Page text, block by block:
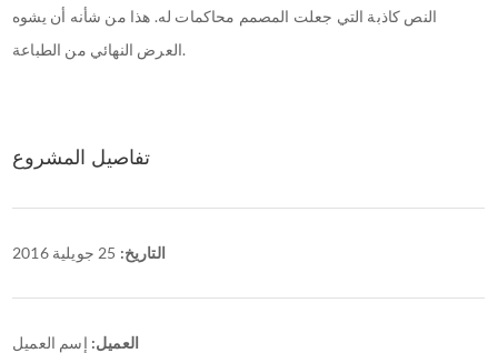
النص كاذبة التي جعلت المصمم محاكمات له. هذا من شأنه أن يشوه
العرض النهائي من الطباعة.
تفاصيل المشروع
التاريخ:
العميل: إسم العميل